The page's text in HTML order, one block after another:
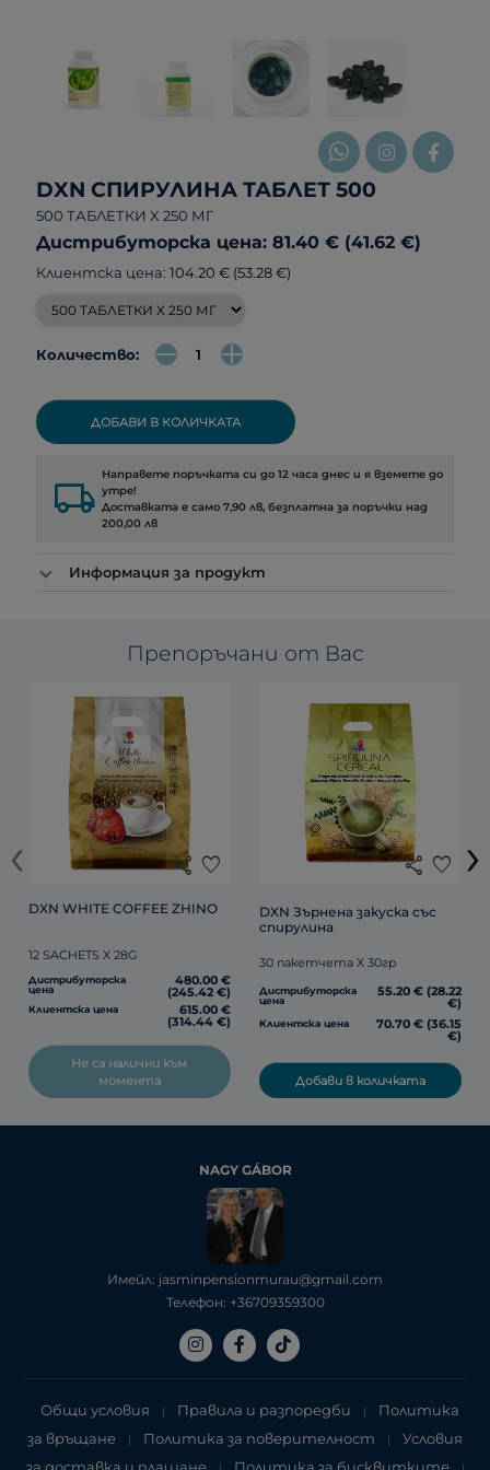
DXN СПИРУЛИНА ТАБЛЕТ 500
500 ТАБЛЕТКИ X 250 МГ
Дистрибуторска цена: 81.40 € (41.62 €)
Клиентска цена: 104.20 € (53.28 €)
Количество:
ДОБАВИ В КОЛИЧКАТА
local_shipping Направете поръчката си до 12 часа днес и я вземете до
утре!
Доставката е само 7,90 лв, безплатна за поръчки над
200,00 лв
Информация за продукт
Препоръчани от Вас
share favorite
DXN WHITE COFFEE ZHINO
12 SACHETS X 28G
Дистрибуторска
цена
480.00 €
(245.42 €)
Клиентска цена 615.00 €
(314.44 €)
Не са налични към
момента
share favorite
DXN Зърнена закуска със
спирулина
30 пакетчета X 30гр
Дистрибуторска
цена
55.20 € (28.22
€)
Клиентска цена 70.70 € (36.15
€)
Добави в количката
‹ ›
NAGY GÁBOR
Имейл: jasminpensionmurau@gmail.com
Телефон: +36709359300
Общи условия | Правила и разпоредби |
Политика
за връщане
| Политика за поверителност |
Условия
за доставка и плащане
Политика за бисквитките